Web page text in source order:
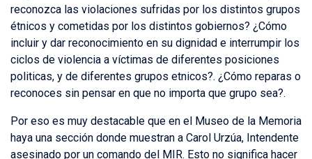
reconozca las violaciones sufridas por los distintos grupos
étnicos y cometidas por los distintos gobiernos? ¿Cómo
incluir y dar reconocimiento en su dignidad e interrumpir los
ciclos de violencia a víctimas de diferentes posiciones
politicas, y de diferentes grupos etnicos?. ¿Cómo reparas o
reconoces sin pensar en que no importa que grupo sea?.
Por eso es muy destacable que en el Museo de la Memoria
haya una sección donde muestran a Carol Urzúa, Intendente
asesinado por un comando del MIR. Esto no significa hacer